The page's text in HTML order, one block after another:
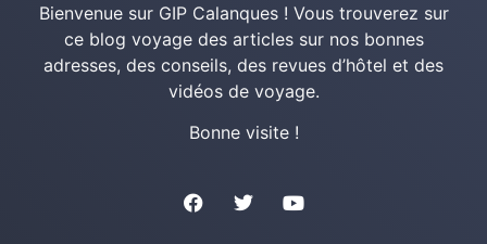
Bienvenue sur GIP Calanques ! Vous trouverez sur
ce blog voyage des articles sur nos bonnes
adresses, des conseils, des revues d’hôtel et des
vidéos de voyage.
Bonne visite !